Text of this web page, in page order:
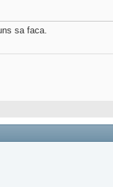
sa faca.